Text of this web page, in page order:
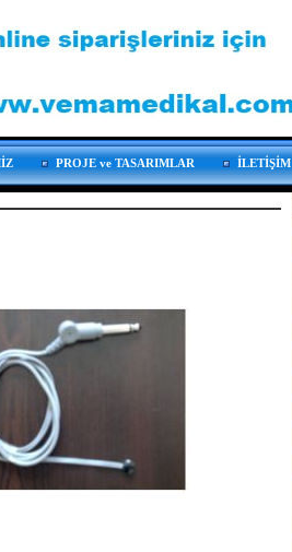
PROJE ve TASARIMLAR İLETİŞİM